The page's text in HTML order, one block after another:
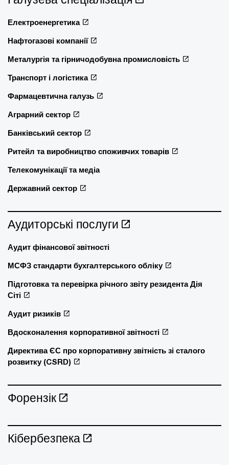
Електроенергетика
Нафтогазові компанії
Металургія та гірничодобувна промисловість
Транспорт і логістика
Фармацевтична галузь
Аграрний сектор
Банківський сектор
Ритейл та виробництво споживчих товарів
Телекомунікації та медіа
Державний сектор
Аудиторські послуги
Аудит фінансової звітності
МСФЗ стандарти бухгалтерського обліку
Підготовка та перевірка річного звіту резидента Дія
Сіті
Аудит ризиків
Вдосконалення корпоративної звітності
Директива ЄС про корпоративну звітність зі сталого
розвитку (CSRD)
Форензік
Кібербезпека